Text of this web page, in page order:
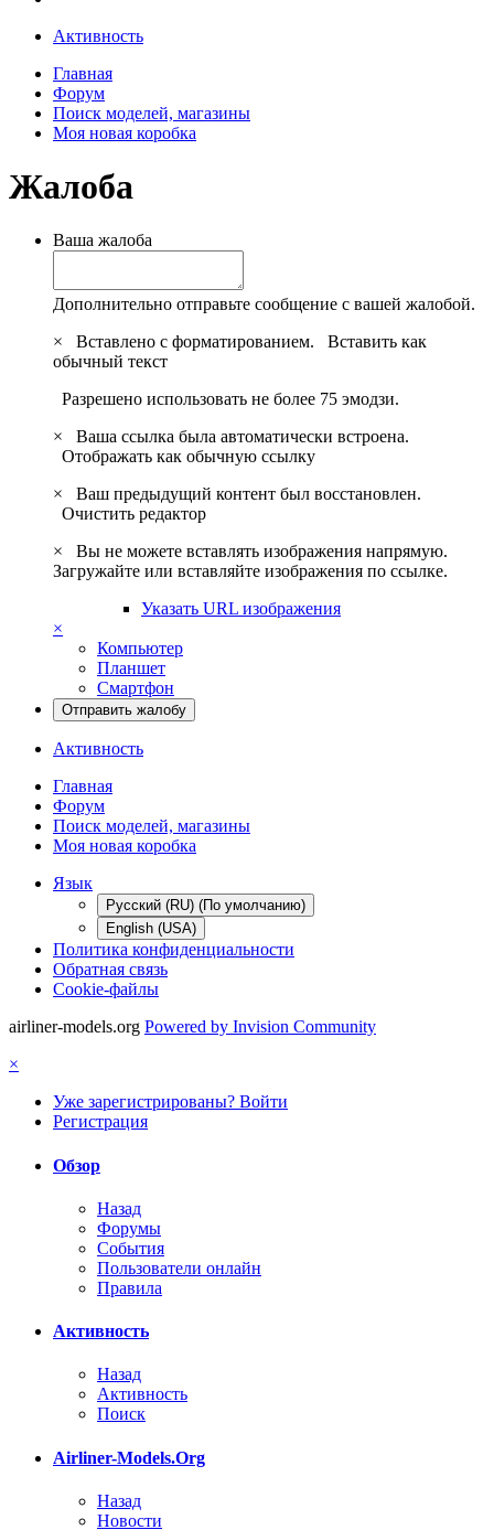
Активность
Главная
Форум
Поиск моделей, магазины
Моя новая коробка
Жалоба
Ваша жалоба
Дополнительно отправьте сообщение с вашей жалобой.
×
Вставлено с форматированием. Вставить как
обычный текст
Разрешено использовать не более 75 эмодзи.
×
Ваша ссылка была автоматически встроена.
Отображать как обычную ссылку
×
Ваш предыдущий контент был восстановлен.
Очистить редактор
×
Вы не можете вставлять изображения напрямую.
Загружайте или вставляйте изображения по ссылке.
Указать URL изображения
×
Компьютер
Планшет
Смартфон
Отправить жалобу
Активность
Главная
Форум
Поиск моделей, магазины
Моя новая коробка
Язык
Русский (RU) (По умолчанию)
English (USA)
Политика конфиденциальности
Обратная связь
Cookie-файлы
airliner-models.org Powered by Invision Community
×
Уже зарегистрированы? Войти
Регистрация
Обзор
Назад
Форумы
События
Пользователи онлайн
Правила
Активность
Назад
Активность
Поиск
Airliner-Models.Org
Назад
Новости